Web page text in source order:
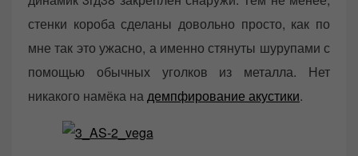
стенки короба сделаны довольно просто, как по
мне так это ужасно, а именно стянуты шурупами с
помощью обычных уголков из металла. Нет
никакого намёка надемпфирование акустики.